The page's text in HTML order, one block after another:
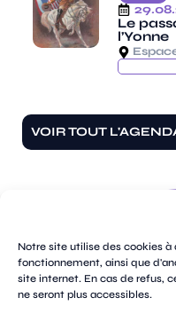
Notre site utilise des cookies
fonctionnement, ainsi que
site internet. En cas de refus,
ne seront plus accessibles.
Le
l’Yonne
VOIR TOUT
de la
république
CS
70809
89108